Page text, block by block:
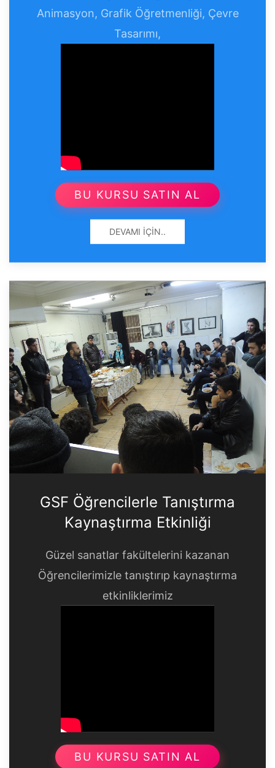
Animasyon, Grafik Öğretmenliği, Çevre
Tasarımı,
BU KURSU SATIN AL
DEVAMI İÇIN..
GSF Öğrencilerle Tanıştırma
Kaynaştırma Etkinliği
Güzel sanatlar fakültelerini kazanan
Öğrencilerimizle tanıştırıp kaynaştırma
etkinliklerimiz
BU KURSU SATIN AL